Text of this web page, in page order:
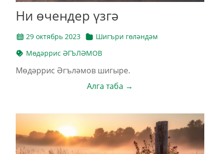
Ни өчендер үзгә
29 октябрь 2023
Шигъри гөләндәм
Мөдәррис ӘГЪЛӘМОВ
Мөдәррис Әгъләмов шигыре.
Алга таба →